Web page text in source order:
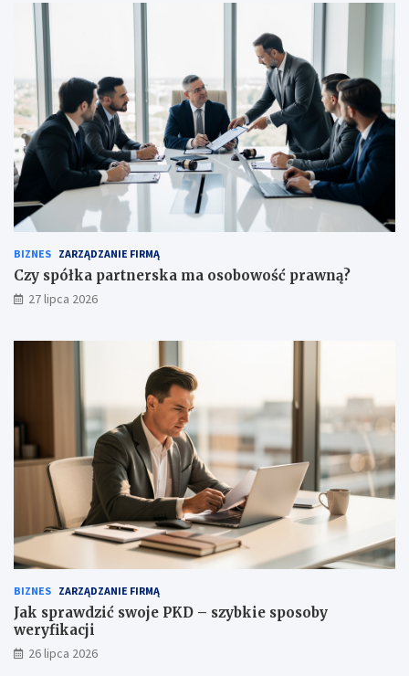
BIZNES ZARZĄDZANIE FIRMĄ
Czy spółka partnerska ma osobowość prawną?
27 lipca 2026
BIZNES ZARZĄDZANIE FIRMĄ
Jak sprawdzić swoje PKD – szybkie sposoby
weryfikacji
26 lipca 2026